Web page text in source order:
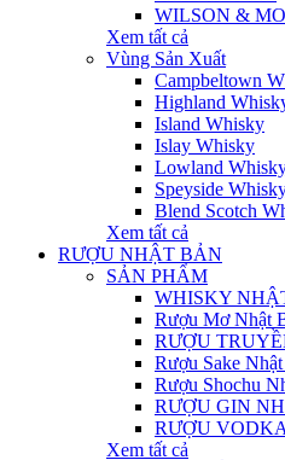
WILSON &
Xem tất cả
Vùng Sản Xuất
Campbeltown
Highland
Island Whisky
Islay Whisky
Lowland
Speyside
Blend Scotch
Xem tất cả
RƯỢU NHẬT BẢN
SẢN PHẨM
WHISKY
Rượu Mơ Nhật
RƯỢU
Rượu Sake
Rượu Shochu
RƯỢU GIN
RƯỢU
Xem tất cả